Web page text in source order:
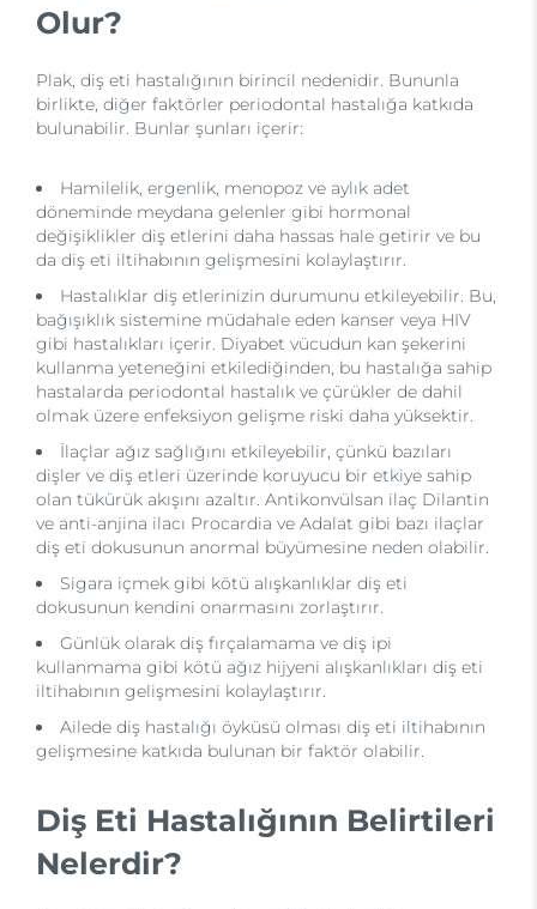
Olur?
Plak, diş eti hastalığının birincil nedenidir. Bununla
birlikte, diğer faktörler periodontal hastalığa katkıda
bulunabilir. Bunlar şunları içerir:
Hamilelik, ergenlik, menopoz ve aylık adet
döneminde meydana gelenler gibi hormonal
değişiklikler diş etlerini daha hassas hale getirir ve bu
da diş eti iltihabının gelişmesini kolaylaştırır.
Hastalıklar diş etlerinizin durumunu etkileyebilir. Bu,
bağışıklık sistemine müdahale eden kanser veya HIV
gibi hastalıkları içerir. Diyabet vücudun kan şekerini
kullanma yeteneğini etkilediğinden, bu hastalığa sahip
hastalarda periodontal hastalık ve çürükler de dahil
olmak üzere enfeksiyon gelişme riski daha yüksektir.
İlaçlar ağız sağlığını etkileyebilir, çünkü bazıları
dişler ve diş etleri üzerinde koruyucu bir etkiye sahip
olan tükürük akışını azaltır. Antikonvülsan ilaç Dilantin
ve anti-anjina ilacı Procardia ve Adalat gibi bazı ilaçlar
diş eti dokusunun anormal büyümesine neden olabilir.
Sigara içmek gibi kötü alışkanlıklar diş eti
dokusunun kendini onarmasını zorlaştırır.
Günlük olarak diş fırçalamama ve diş ipi
kullanmama gibi kötü ağız hijyeni alışkanlıkları diş eti
iltihabının gelişmesini kolaylaştırır.
Ailede diş hastalığı öyküsü olması diş eti iltihabının
gelişmesine katkıda bulunan bir faktör olabilir.
Diş Eti Hastalığının Belirtileri
Nelerdir?